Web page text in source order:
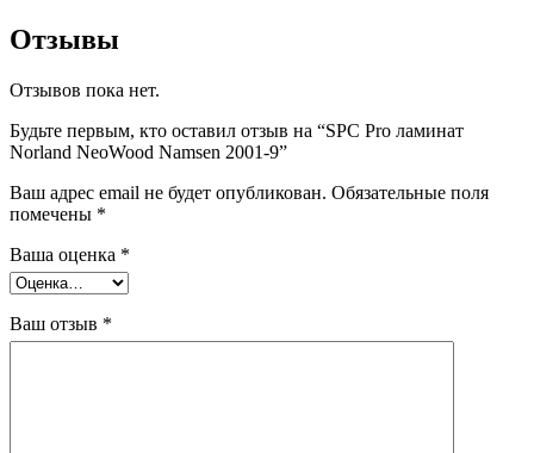
Отзывы
Отзывов пока нет.
Будьте первым, кто оставил отзыв на “SPC Pro ламинат
Norland NeoWood Namsen 2001-9”
Ваш адрес email не будет опубликован. Обязательные поля
помечены *
Ваша оценка *
Ваш отзыв *